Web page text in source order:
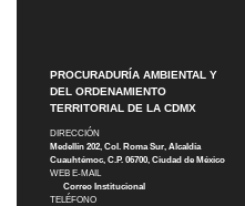
PROCURADURÍA AMBIENTAL Y
DEL ORDENAMIENTO
TERRITORIAL DE LA CDMX
DIRECCIÓN
Medellín 202, Col. Roma Sur, Alcaldía
Cuauhtémoc, C.P. 06700, Ciudad de México
WEB E-MAIL
Correo Institucional
TELÉFONO